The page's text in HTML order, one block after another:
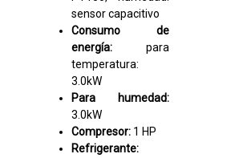
sensor capacitivo
Consumo de
energía:para
temperatura:
3.0kW
Para humedad:
3.0kW
Compresor:1 HP
Refrigerante: